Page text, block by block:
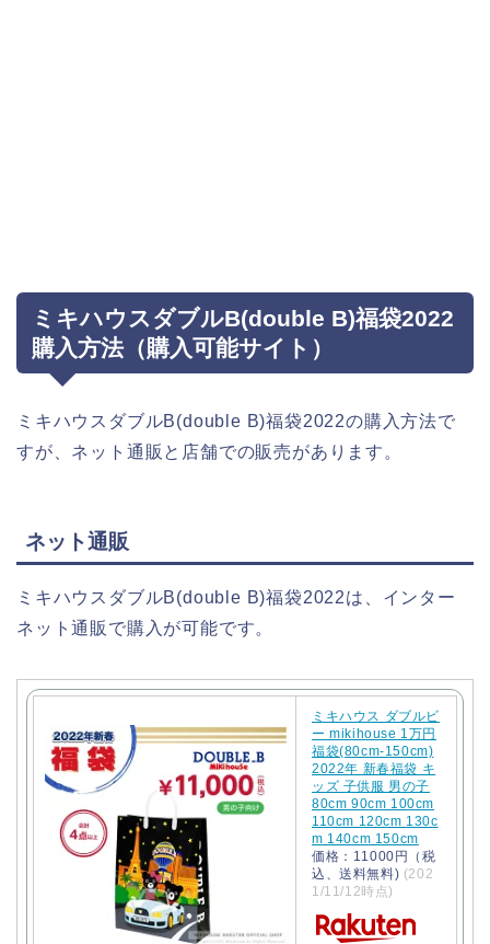
ミキハウスダブルB(double B)福袋2022
購入方法（購入可能サイト）
ミキハウスダブルB(double B)福袋2022の購入方法で
すが、ネット通販と店舗での販売があります。
ネット通販
ミキハウスダブルB(double B)福袋2022は、インター
ネット通販で購入が可能です。
ミキハウス ダブルビ
ー mikihouse 1万円
福袋(80cm-150cm)
2022年 新春福袋 キ
ッズ 子供服 男の子
80cm 90cm 100cm
110cm 120cm 130c
m 140cm 150cm
価格：11000円（税
込、送料無料) (202
1/11/12時点)